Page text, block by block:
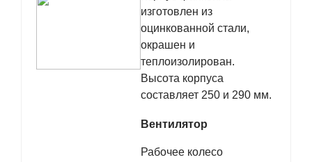
изготовлен из
оцинкованной стали,
окрашен и
теплоизолирован.
Высота корпуса
составляет 250 и 290 мм.
Вентилятор
Рабочее колесо